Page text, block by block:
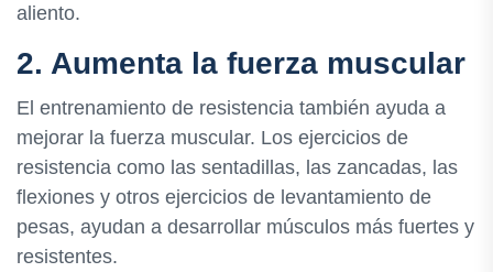
aliento.
2. Aumenta la fuerza muscular
El entrenamiento de resistencia también ayuda a
mejorar la fuerza muscular. Los ejercicios de
resistencia como las sentadillas, las zancadas, las
flexiones y otros ejercicios de levantamiento de
pesas, ayudan a desarrollar músculos más fuertes y
resistentes.